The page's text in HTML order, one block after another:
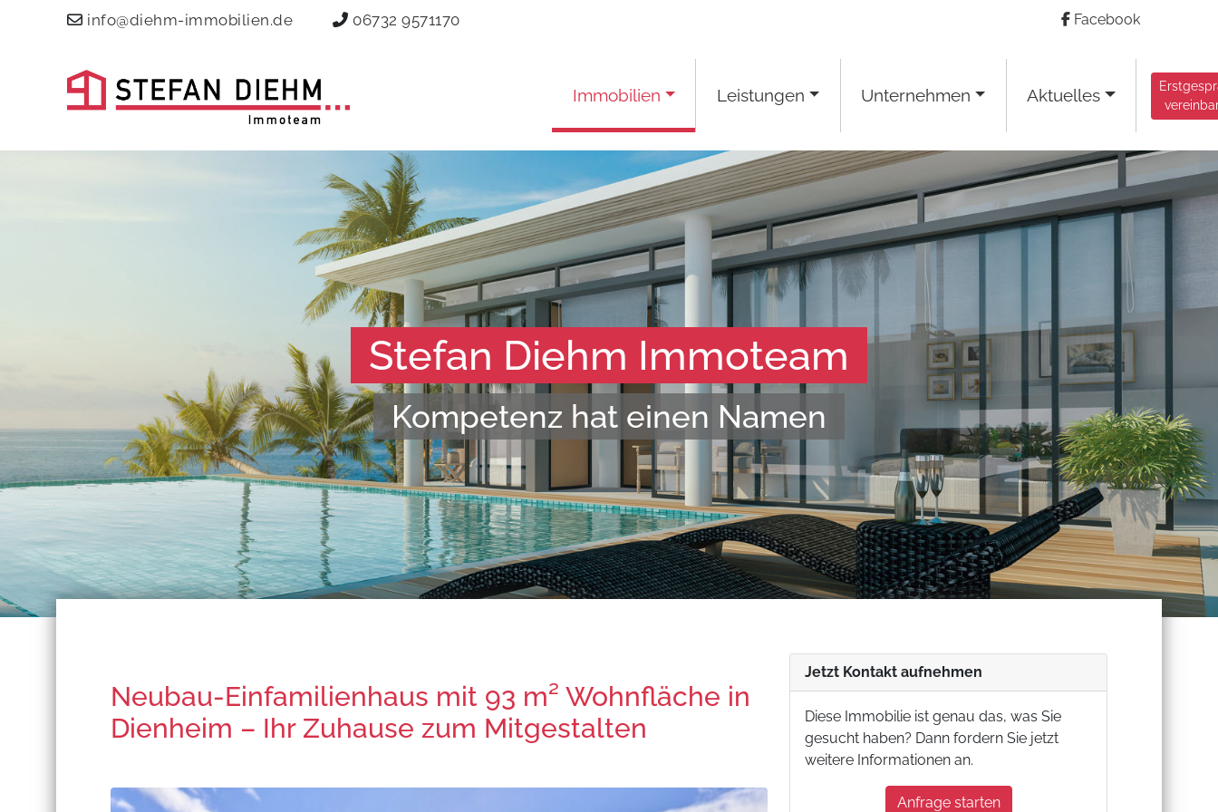
info@diehm-immobilien.de 06732 9571170 Facebook
Immobilien Leistungen Unternehmen Aktuelles
Stefan Diehm Immoteam
Kompetent, gut vernetzt, fair und zuverl�ssig
Neubau-Einfamilienhaus mit 93 m² Wohnfläche in
Dienheim – Ihr Zuhause zum Mitgestalten
Jetzt Kontakt aufnehmen
Diese Immobilie ist genau das, was Sie
gesucht haben? Dann fordern Sie jetzt
weitere Informationen an.
Anfrage starten